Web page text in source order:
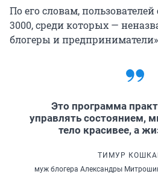
По его словам, пользователей
3000, среди которых —
блогеры и
Это программа
управлять состоянием,
тело красивее, а
ТИМУР
муж блогера Александры